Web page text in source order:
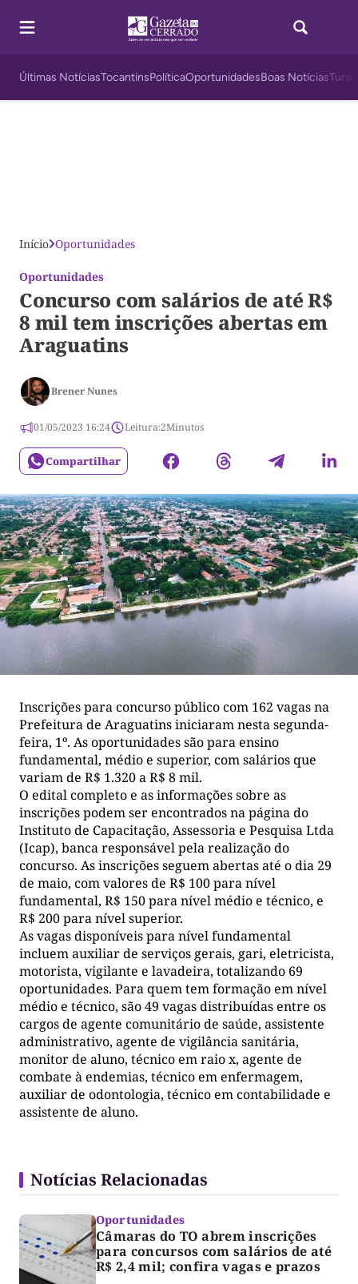
Últimas NotíciasTocantinsPolíticaOportunidadesBoas Notícias
Início Oportunidades
Oportunidades
Concurso com salários de até R$
8 mil tem inscrições abertas em
Araguatins
Brener Nunes
01/05/2023 16:24 Leitura:2Minutos
Compartilhar
Inscrições para concurso público com 162 vagas na
Prefeitura de Araguatins iniciaram nesta segunda-
feira, 1º. As oportunidades são para ensino
fundamental, médio e superior, com salários que
variam de R$ 1.320 a R$ 8 mil.
O edital completo e as informações sobre as
inscrições podem ser encontrados na página do
Instituto de Capacitação, Assessoria e Pesquisa Ltda
(Icap), banca responsável pela realização do
concurso. As inscrições seguem abertas até o dia 29
de maio, com valores de R$ 100 para nível
fundamental, R$ 150 para nível médio e técnico, e
R$ 200 para nível superior.
As vagas disponíveis para nível fundamental
incluem auxiliar de serviços gerais, gari, eletricista,
motorista, vigilante e lavadeira, totalizando 69
oportunidades. Para quem tem formação em nível
médio e técnico, são 49 vagas distribuídas entre os
cargos de agente comunitário de saúde, assistente
administrativo, agente de vigilância sanitária,
monitor de aluno, técnico em raio x, agente de
combate à endemias, técnico em enfermagem,
auxiliar de odontologia, técnico em contabilidade e
assistente de aluno.
Notícias Relacionadas
Oportunidades
Câmaras do TO abrem inscrições
para concursos com salários de até
R$ 2,4 mil; confira vagas e prazos